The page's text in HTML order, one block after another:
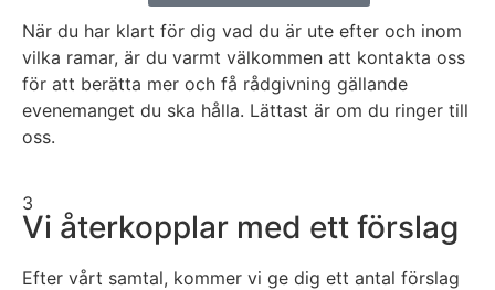
När du har klart för dig vad du är ute efter och inom
vilka ramar, är du varmt välkommen att kontakta oss
för att berätta mer och få rådgivning gällande
evenemanget du ska hålla. Lättast är om du ringer till
oss.
3
Vi återkopplar med ett förslag
Efter vårt samtal, kommer vi ge dig ett antal förslag